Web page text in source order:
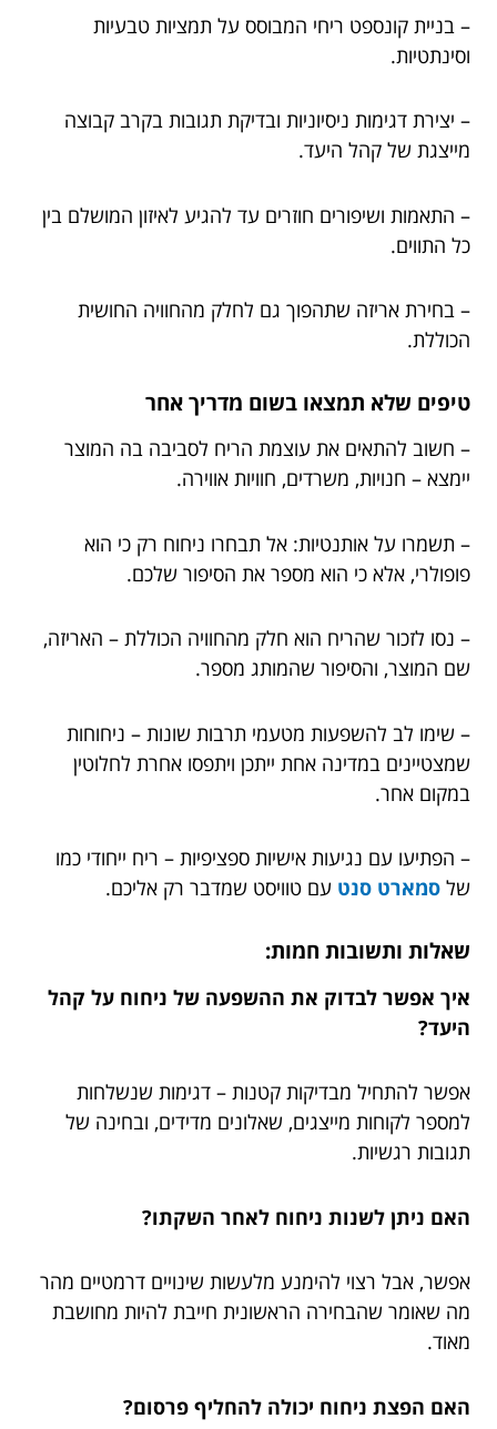
– בניית קונספט ריחי המבוסס על תמציות טבעיות
וסינתטיות.
– יצירת דגימות ניסיוניות ובדיקת תגובות בקרב קבוצה
מייצגת של קהל היעד.
– התאמות ושיפורים חוזרים עד להגיע לאיזון המושלם בין
כל התווים.
– בחירת אריזה שתהפוך גם לחלק מהחוויה החושית
הכוללת.
טיפים שלא תמצאו בשום מדריך אחר
– חשוב להתאים את עוצמת הריח לסביבה בה המוצר
יימצא – חנויות, משרדים, חוויות אווירה.
– תשמרו על אותנטיות: אל תבחרו ניחוח רק כי הוא
פופולרי, אלא כי הוא מספר את הסיפור שלכם.
– נסו לזכור שהריח הוא חלק מהחוויה הכוללת – האריזה,
שם המוצר, והסיפור שהמותג מספר.
– שימו לב להשפעות מטעמי תרבות שונות – ניחוחות
שמצטיינים במדינה אחת ייתכן ויתפסו אחרת לחלוטין
במקום אחר.
– הפתיעו עם נגיעות אישיות ספציפיות – ריח ייחודי כמו
של סמארט סנט עם טוויסט שמדבר רק אליכם.
שאלות ותשובות חמות:
איך אפשר לבדוק את ההשפעה של ניחוח על קהל
היעד?
אפשר להתחיל מבדיקות קטנות – דגימות שנשלחות
למספר לקוחות מייצגים, שאלונים מדידים, ובחינה של
תגובות רגשיות.
האם ניתן לשנות ניחוח לאחר השקתו?
אפשר, אבל רצוי להימנע מלעשות שינויים דרמטיים מהר
מה שאומר שהבחירה הראשונית חייבת להיות מחושבת
מאוד.
האם הפצת ניחוח יכולה להחליף פרסום?